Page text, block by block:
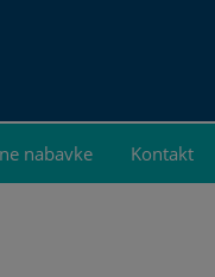
nabavke Kontakt